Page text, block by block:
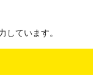
しています。